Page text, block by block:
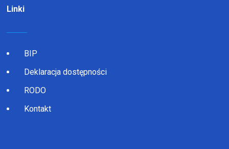
Linki
BIP
Deklaracja dostępności
RODO
Kontakt